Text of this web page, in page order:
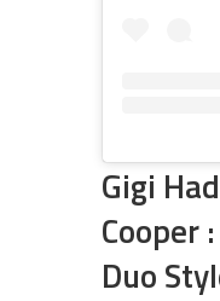
Gigi
Cooper
Duo